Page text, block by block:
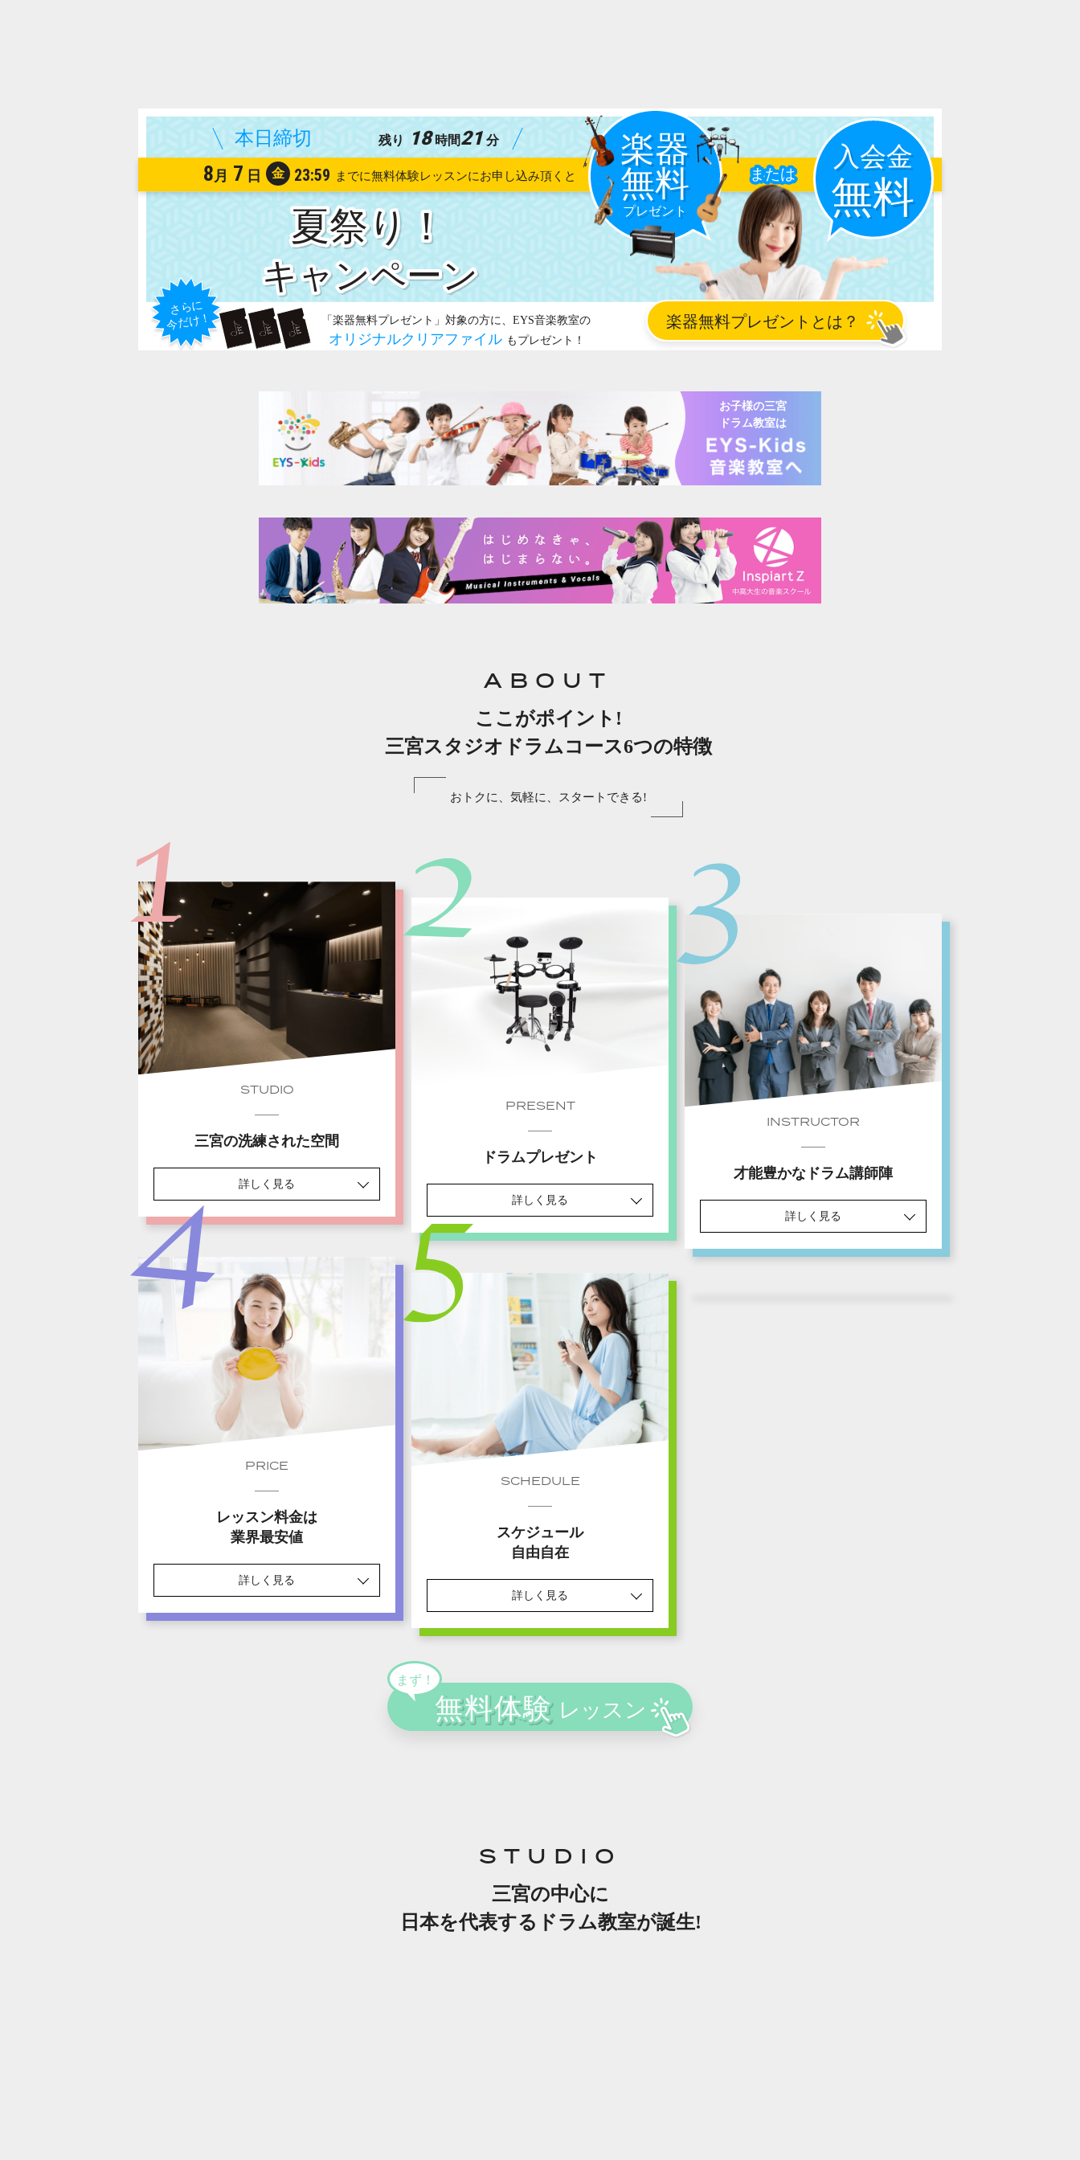
夏祭り！
8月 7 日 金 23:59
残り 18 時間21 分
お子様の三宮
ドラム教室は
ABOUT
ここがポイント!
三宮スタジオドラムコース6つの特徴
おトクに、気軽に、スタートできる!
STUDIO
三宮の洗練された空間
詳しく見る
PRESENT
ドラムプレゼント
詳しく見る
INSTRUCTOR
才能豊かなドラム講師陣
詳しく見る
PRICE
レッスン料金は
業界最安値
詳しく見る
SCHEDULE
スケジュール
自由自在
詳しく見る
STUDIO
三宮の中心に
日本を代表するドラム教室が誕生!